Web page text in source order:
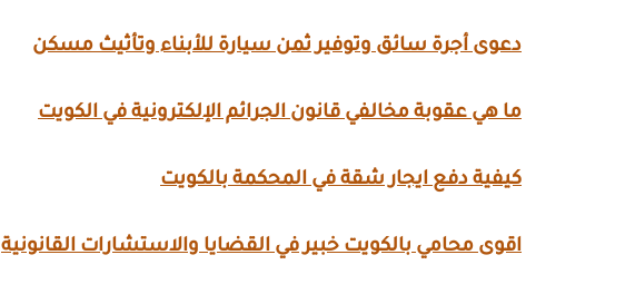
دعوى أجرة سائق وتوفير ثمن سيارة للأبناء وتأثيث مسكن
ما هي عقوبة مخالفي قانون الجرائم الإلكترونية في الكويت
كيفية دفع ايجار شقة في المحكمة بالكويت
اقوى محامي بالكويت خبير في القضايا والاستشارات القانونية